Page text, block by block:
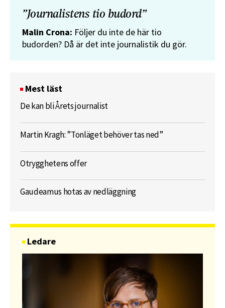
”Journalistens tio budord”
Malin Crona: Följer du inte de här tio
budorden? Då är det inte journalistik du gör.
Mest läst
De kan bli Årets journalist
Martin Kragh: ”Tonläget behöver tas ned”
Otrygghetens offer
Gaudeamus hotas av nedläggning
Ledare